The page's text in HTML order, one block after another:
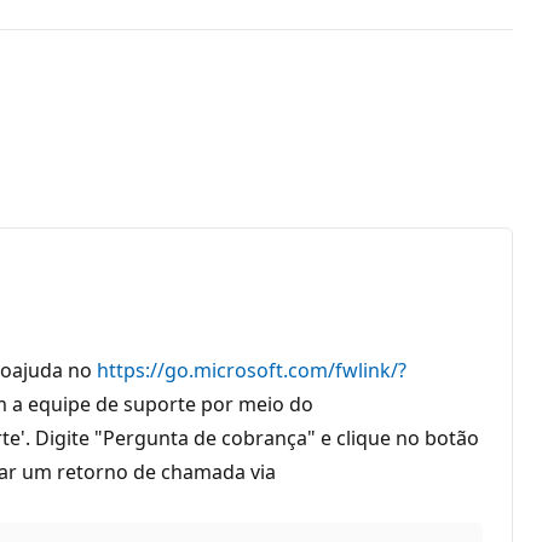
no https://go.microsoft.com/fwlink/?
equipe de suporte por meio do
Digite "Pergunta de cobrança" e clique no botão
um retorno de chamada via